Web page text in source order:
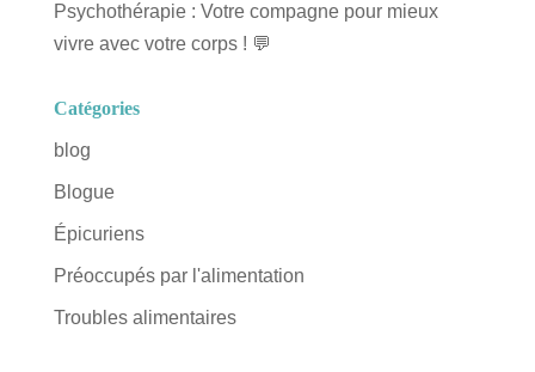
Psychothérapie : Votre compagne pour mieux
vivre avec votre corps ! 💬
Catégories
blog
Blogue
Épicuriens
Préoccupés par l'alimentation
Troubles alimentaires